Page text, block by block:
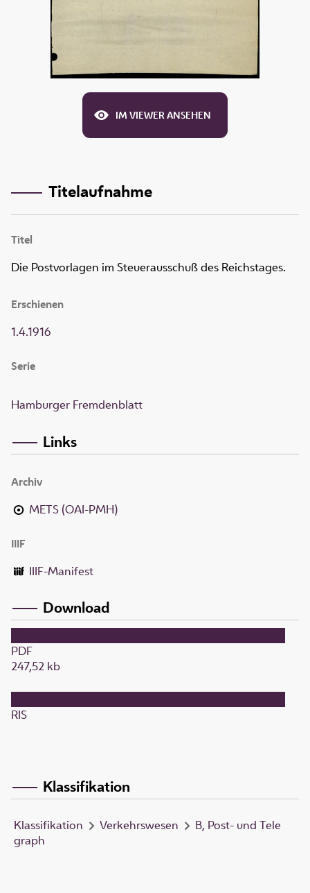
IM VIEWER ANSEHEN
Titelaufnahme
Titel
Die Postvorlagen im Steuerausschuß des Reichstages.
Erschienen
1.4.1916
Serie
Hamburger Fremdenblatt
Links
Archiv
METS (OAI-PMH)
IIIF
IIIF-Manifest
Download
PDF
247,52 kb
RIS
Klassifikation
Klassifikation Verkehrswesen
B, Post- und Tele
graph